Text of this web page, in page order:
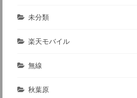
未分類
楽天モバイル
無線
秋葉原